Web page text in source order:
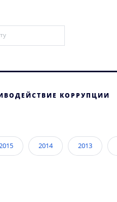
КОРРУПЦИИ
2014 2013